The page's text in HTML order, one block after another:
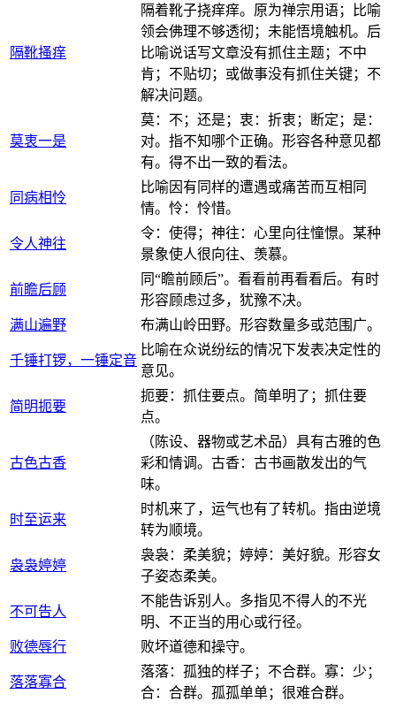
隔靴搔痒
隔着靴子挠痒痒。原为禅宗用语；比喻
领会佛理不够透彻；未能悟境触机。后
比喻说话写文章没有抓住主题；不中
肯；不贴切；或做事没有抓住关键；不
解决问题。
莫衷一是
莫：不；还是；衷：折衷；断定；是：
对。指不知哪个正确。形容各种意见都
有。得不出一致的看法。
同病相怜
比喻因有同样的遭遇或痛苦而互相同
情。怜：怜惜。
令人神往
令：使得；神往：心里向往憧憬。某种
景象使人很向往、羡慕。
前瞻后顾
同“瞻前顾后”。看看前再看看后。有时
形容顾虑过多，犹豫不决。
满山遍野
布满山岭田野。形容数量多或范围广。
千锤打锣，一锤定音
比喻在众说纷纭的情况下发表决定性的
意见。
简明扼要
扼要：抓住要点。简单明了；抓住要
点。
古色古香
（陈设、器物或艺术品）具有古雅的色
彩和情调。古香：古书画散发出的气
味。
时至运来
时机来了，运气也有了转机。指由逆境
转为顺境。
袅袅婷婷
袅袅：柔美貌；婷婷：美好貌。形容女
子姿态柔美。
不可告人
不能告诉别人。多指见不得人的不光
明、不正当的用心或行径。
败德辱行
败坏道德和操守。
落落寡合
落落：孤独的样子；不合群。寡：少；
合：合群。孤孤单单；很难合群。